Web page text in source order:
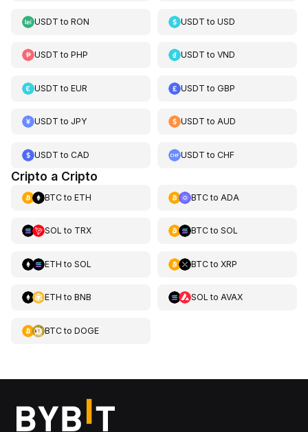
USDT to RON USDT toUSD
USDT to PHP USDT toVND
USDT to EUR USDT toGBP
USDT to JPY USDT toAUD
USDT to CAD USDT toCHF
Cripto a Cripto
BTCto ETH BTCto ADA
SOL to TRX BTCto SOL
ETH to SOL BTCto XRP
ETH to BNB SOL to AVAX
BTCto DOGE